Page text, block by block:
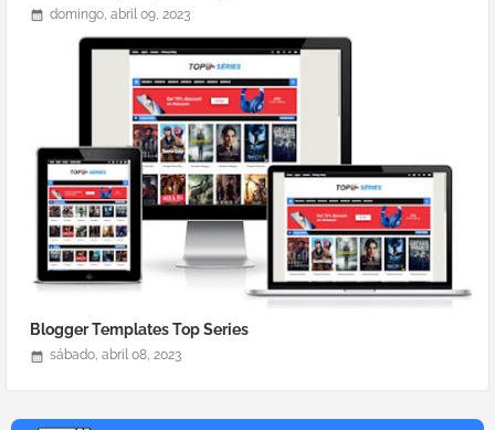
domingo, abril 09, 2023
Blogger Templates Top Series
sábado, abril 08, 2023